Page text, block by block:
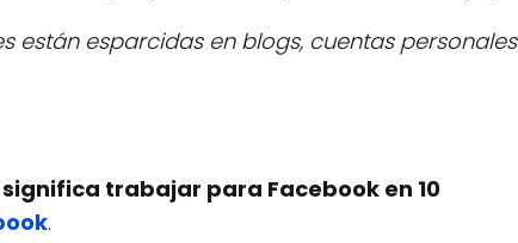
están esparcidas en blogs, cuentas personales
significa trabajar para Facebook en 10
.